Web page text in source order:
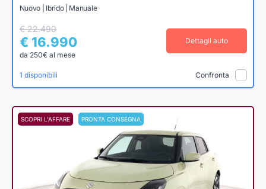
Nuovo | Ibrido | Manuale
€ 22.490
€ 16.990
da 250€ al mese
Dettagli auto
1 disponibili Confronta
SCOPRI L'AFFARE PRONTA CONSEGNA